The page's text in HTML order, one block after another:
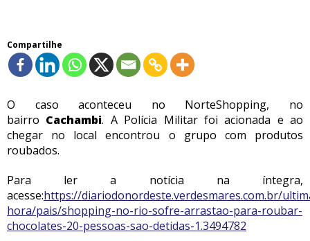
Compartilhe
O caso aconteceu no NorteShopping, no
bairro Cachambi. A Polícia Militar foi acionada e ao
chegar no local encontrou o grupo com produtos
roubados.
Para ler a notícia na íntegra,
acesse:https://diariodonordeste.verdesmares.com.br/
hora/pais/shopping-no-rio-sofre-arrastao-para-roubar-
chocolates-20-pessoas-sao-detidas-1.3494782